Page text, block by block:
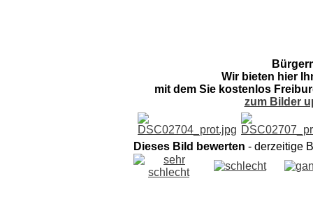
Wir bieten hier
mit dem Sie kostenlos
zum Bilder
Dieses Bild bewerten - derzeitige